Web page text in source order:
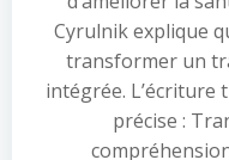
Cyrulnik explique
transformer un
intégrée.
précise :